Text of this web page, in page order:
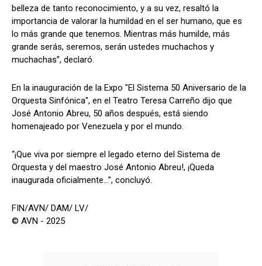
belleza de tanto reconocimiento, y a su vez, resaltó la
importancia de valorar la humildad en el ser humano, que es
lo más grande que tenemos. Mientras más humilde, más
grande serás, seremos, serán ustedes muchachos y
muchachas”, declaró.
En la inauguración de la Expo "El Sistema 50 Aniversario de la
Orquesta Sinfónica", en el Teatro Teresa Carreño dijo que
José Antonio Abreu, 50 años después, está siendo
homenajeado por Venezuela y por el mundo.
“¡Que viva por siempre el legado eterno del Sistema de
Orquesta y del maestro José Antonio Abreu!, ¡Queda
inaugurada oficialmente…”, concluyó.
FIN/AVN/ DAM/ LV/
© AVN - 2025